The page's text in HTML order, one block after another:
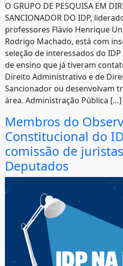
O GRUPO DE PESQUISA EM
SANCIONADOR DO IDP,
professores Flávio Henrique
Rodrigo Machado, está com
seleção de interessados do
de ensino que já tiveram
Direito Administrativo e de
Sancionador ou desenvolvam
área. Administração Pública […]
Membros do
Constitucional do
comissão de
Deputados